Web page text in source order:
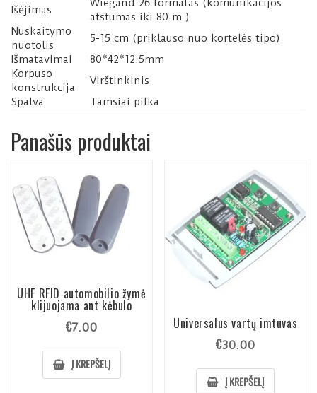
Išėjimas
Wiegand 26 formatas (komunikacijos
atstumas iki 80 m )
Nuskaitymo
nuotolis
5-15 cm (priklauso nuo kortelės tipo)
Išmatavimai
80*42*12.5mm
Korpuso
konstrukcija
Virštinkinis
Spalva
Tamsiai pilka
Panašūs produktai
UHF RFID automobilio žymė
klijuojama ant kėbulo
€7.00
Į KREPŠELĮ
Universalus vartų imtuvas
€30.00
Į KREPŠELĮ